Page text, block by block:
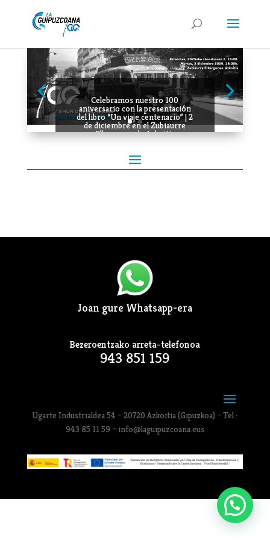
Celebramos nuestro 100
aniversario con la presentación
del libro “Un viaje centenario” | 2
de diciembre en el Zubiaurre
Elkargunea de Azkoitia
Joan gure Whatsapp-era
Bezeroentzako arreta-telefonoa
943 851 159
Ugarte Industrialdea 54 – 20720 Azkoitia (Gipuzkoa) – Tel.:
943 85 11 59 – info@laguipuzcoana.eus